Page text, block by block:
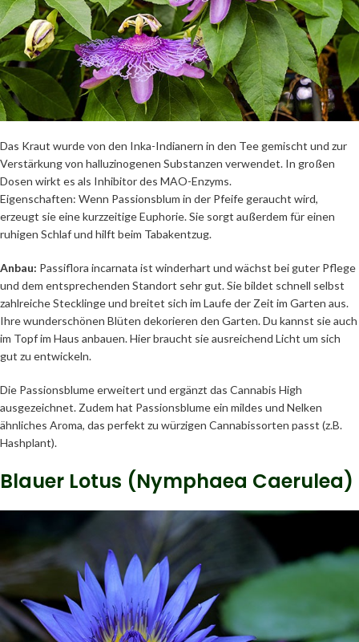
Das Kraut wurde von den Inka-Indianern in den Tee gemischt und zur
Verstärkung von halluzinogenen Substanzen verwendet. In großen
Dosen wirkt es als Inhibitor des MAO-Enzyms.
Eigenschaften: Wenn Passionsblum in der Pfeife geraucht wird,
erzeugt sie eine kurzzeitige Euphorie. Sie sorgt außerdem für einen
ruhigen Schlaf und hilft beim Tabakentzug.
Anbau: Passiflora incarnata ist winderhart und wächst bei guter Pflege
und dem entsprechenden Standort sehr gut. Sie bildet schnell selbst
zahlreiche Stecklinge und breitet sich im Laufe der Zeit im Garten aus.
Ihre wunderschönen Blüten dekorieren den Garten. Du kannst sie auch
im Topf im Haus anbauen. Hier braucht sie ausreichend Licht um sich
gut zu entwickeln.
Die Passionsblume erweitert und ergänzt das Cannabis High
ausgezeichnet. Zudem hat Passionsblume ein mildes und Nelken
ähnliches Aroma, das perfekt zu würzigen Cannabissorten passt (z.B.
Hashplant).
Blauer Lotus (Nymphaea Caerulea)